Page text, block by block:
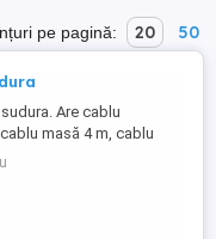
pe pagină: 20 50
Are cablu
masă 4 m, cablu
Alimentare 220 V. Taie
cu cărucior 2 roți.